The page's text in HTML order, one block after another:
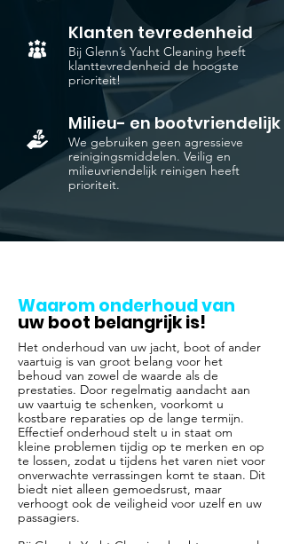
Klanten tevredenheid
Bij Glenn’s Yacht Cleaning heeft
klanttevredenheid de hoogste
prioriteit!
Milieu- en bootvriendelijk
We gebruiken geen agressieve
reinigingsmiddelen. Veilig en
milieuvriendelijk reinigen heeft
prioriteit.
Waarom onderhoud van
uw boot belangrijk is!
Het onderhoud van uw jacht, boot of ander
vaartuig is van groot belang voor het
behoud van zowel de waarde als de
prestaties. Door regelmatig aandacht aan
uw vaartuig te schenken, voorkomt u
kostbare reparaties op de lange termijn.
Effectief onderhoud stelt u in staat om
kleine problemen tijdig op te merken en op
te lossen, zodat u tijdens het varen niet voor
onverwachte verrassingen komt te staan. Dit
biedt niet alleen gemoedsrust, maar
verhoogt ook de veiligheid voor uzelf en uw
passagiers.